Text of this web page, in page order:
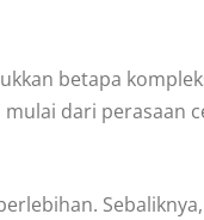
betapa
dari perasaan